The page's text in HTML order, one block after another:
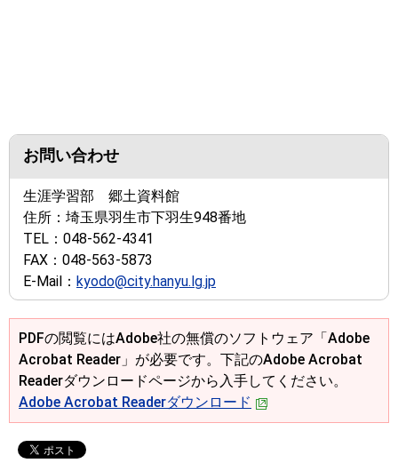
お問い合わせ
生涯学習部 郷土資料館
住所： 埼玉県羽生市下羽生948番地
TEL： 048-562-4341
FAX： 048-563-5873
E-Mail： kyodo@city.hanyu.lg.jp
PDFの閲覧にはAdobe社の無償のソフトウェア「Adobe
Acrobat Reader」が必要です。下記のAdobe Acrobat
Readerダウンロードページから入手してください。
Adobe Acrobat Readerダウンロード